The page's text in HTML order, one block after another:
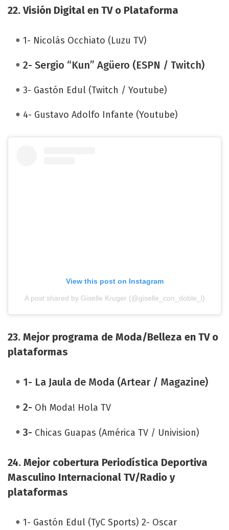
22. Visión Digital en TV o Plataforma
1- Nicolás Occhiato (Luzu TV)
2- Sergio “Kun” Agüero (ESPN / Twitch)
3- Gastón Edul (Twitch / Youtube)
4- Gustavo Adolfo Infante (Youtube)
View this post on Instagram
A post shared by Giselle Kruger (@giselle_con_doble_l)
23. Mejor programa de Moda/Belleza en TV o
plataformas
1- La Jaula de Moda (Artear / Magazine)
2- Oh Moda! Hola TV
3- Chicas Guapas (América TV / Univision)
24. Mejor cobertura Periodística Deportiva
Masculino Internacional TV/Radio y
plataformas
1- Gastón Edul (TyC Sports) 2- Oscar